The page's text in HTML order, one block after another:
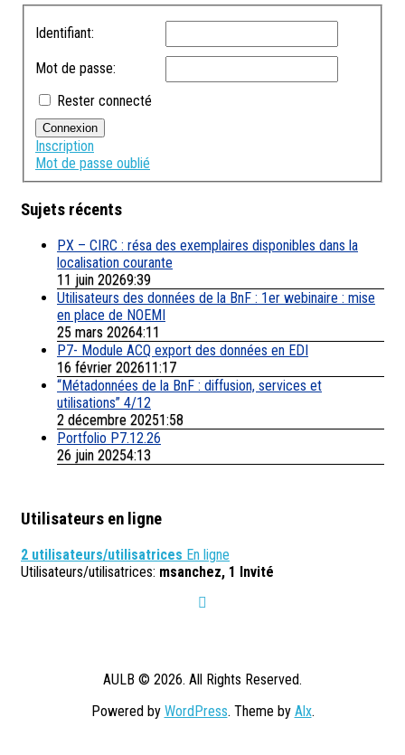
Identifiant:
Mot de passe:
Rester connecté
Connexion
Inscription
Mot de passe oublié
Sujets récents
PX – CIRC : résa des exemplaires disponibles dans la
localisation courante
11 juin 20269:39
Utilisateurs des données de la BnF : 1er webinaire : mise
en place de NOEMI
25 mars 20264:11
P7- Module ACQ export des données en EDI
16 février 202611:17
“Métadonnées de la BnF : diffusion, services et
utilisations” 4/12
2 décembre 20251:58
Portfolio P7.12.26
26 juin 20254:13
Utilisateurs en ligne
2 utilisateurs/utilisatrices En ligne
Utilisateurs/utilisatrices: msanchez, 1 Invité
AULB © 2026. All Rights Reserved.
Powered by WordPress. Theme by Alx.